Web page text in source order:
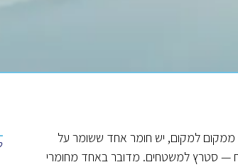
ממקום למקום, יש חומר אחד ששומר על
— סטרץ למשטחים. מדובר באחד מחומרי